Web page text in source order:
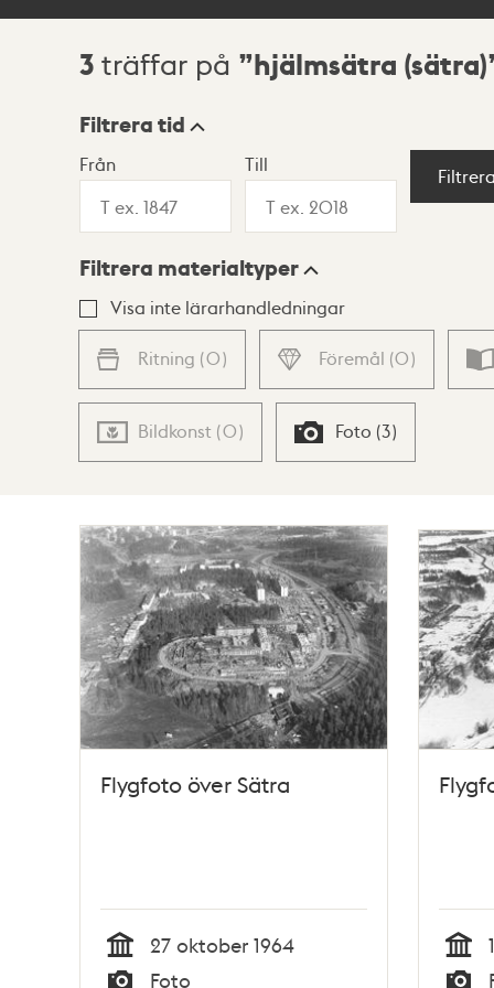
Sökresultat
3 träffar på hjälmsätra (sätra)
Visningsläge
Lista Karta
Filtrera tid
Från Till
Filtrera materialtyper
Visa inte lärarhandledningar
Ritning (0) Föremål (0)
Bildkonst (0) Foto (3)
Flygfoto över Sätra
Tid
27 oktober 1964
Foto Tid